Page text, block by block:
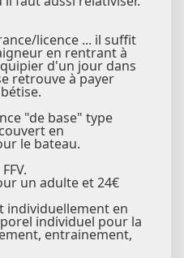
licence ... il suffit
en rentrant à
d'un jour dans
retrouve à payer
"de base" type
en
le bateau.
un adulte et 24€
individuellement en
individuel pour la
entrainement,